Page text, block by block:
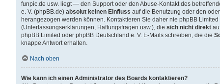
funpic.de usw. liegt — den Support oder den Abuse-Kontakt des
e. V. (phpBB.de) absolut keinen Einfluss auf die Benutzung oder den
herangezogen werden können. Kontaktieren Sie daher nie phpBB
(Unterlassungserklärungen, Haftungsfragen usw.), die sich nicht direkt
phpBB Limited oder phpBB Deutschland e. V. E-Mails schreiben, die die
knappe Antwort erhalten.
Nach oben
Wie kann ich einen Administrator des Boards kontaktieren?